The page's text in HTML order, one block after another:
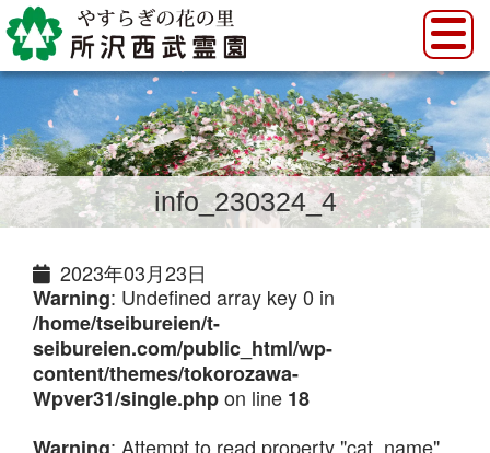
info_230324_4
2023年03月23日
Warning: Undefined array key 0 in
/home/tseibureien/t-
seibureien.com/public_html/wp-
content/themes/tokorozawa-
Wpver31/single.phpon line 18
: Attempt to read property "cat_name"